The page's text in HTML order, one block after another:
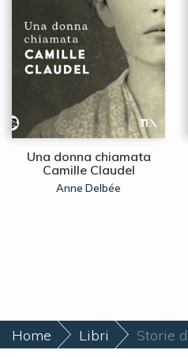
Una donna chiamata
Camille Claudel
Anne Delbée
Home Libri Storie